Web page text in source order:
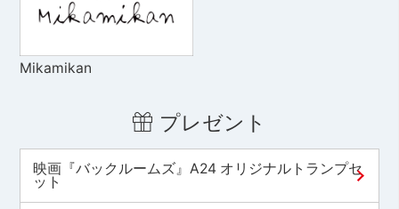
Mikamikan
プレゼント
映画『バックルームズ』A24 オリジナルトランプセ
ット